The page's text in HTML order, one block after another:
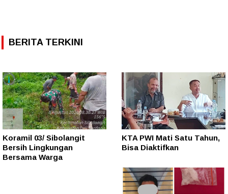
BERITA TERKINI
Koramil 03/ Sibolangit
Bersih Lingkungan
Bersama Warga
KTA PWI Mati Satu Tahun,
Bisa Diaktifkan